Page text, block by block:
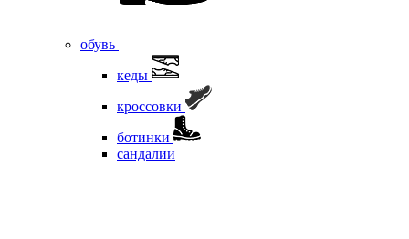
обувь
кеды
кроссовки
ботинки
сандалии